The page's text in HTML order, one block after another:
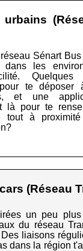
urbains
Sénart
dans les
te déposer
et une
là pour te
tout à
(Réseau
un peu
du réseau
liaisons
dans la région